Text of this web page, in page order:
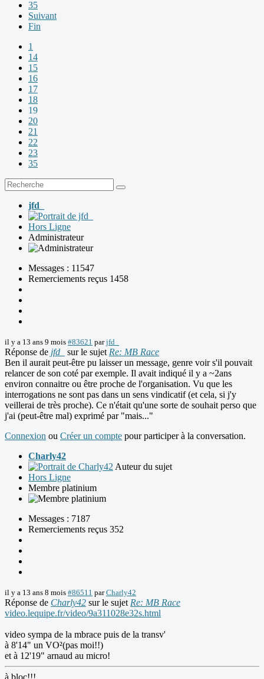
35
Suivant
Fin
1
14
15
16
17
18
19
20
21
22
23
35
jfd_
Hors Ligne
Administrateur
Messages : 11547
Remerciements reçus 1458
il y a 13 ans 9 mois #83621 parjfd_
Réponse de jfd_ sur le sujet Re: MB Race
Ben il aurait peut-être pu laisser un message, genre voir s'il pouvait
relancer de son coté par exemple. Il avait indiqué il y a ~2ans
environ connaitre ou être proche de l'organisation. Vu que les
interrogations ne sont pas dans un sens vindicatif (et cela, si j'y
veillerai de très proche). Ce n'était qu'une sorte de souhait perso que
j'ai (peut-être mal) exprimé par "mais..."
Connexion ou Créer un compte pour participer à la conversation.
Charly42
Auteur du sujet
Hors Ligne
Membre platinium
Messages : 7187
Remerciements reçus 352
il y a 13 ans 8 mois #86511 parCharly42
Réponse de Charly42 sur le sujet Re: MB Race
video.lequipe.fr/video/9a311028e32s.html
video sympa de la mbrace puis de la transv'
à 8'14" un VO²(pas moi!!)
et à 12'19" arnaud au micro!
à bloc!!!